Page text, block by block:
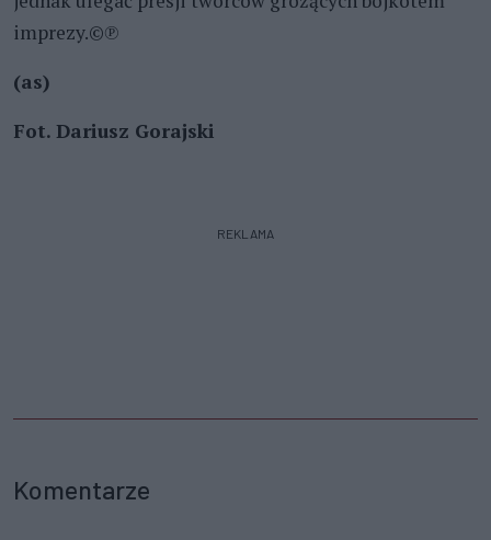
imprezy.©℗
(as)
Fot. Dariusz Gorajski
REKLAMA
Komentarze